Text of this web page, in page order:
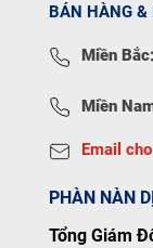
BÁN HÀNG
Miền Bắc:
Miền
Email
PHÀN NÀN
Tổng Giám